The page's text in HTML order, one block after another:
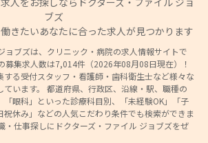
ブズ
きたいあなたに合った求人が見つかります
ョブズは、クリニック・病院の求人情報サイトで
募集求人数は7,014件（2026年08月08日現在）！
する受付スタッフ・看護師・歯科衛生士など様々な
います。 都道府県、行政区、沿線・駅、職種の
眼科」といった診療科目別、「未経験OK」「子
休み」などの人気こだわり条件でも検索ができま
・仕事探しにドクターズ・ファイル ジョブズをぜ